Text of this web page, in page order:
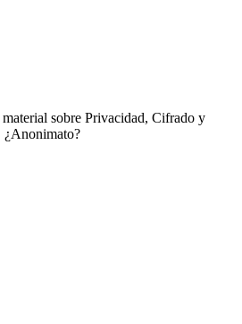
sobre Privacidad, Cifrado y
¿Anonimato?